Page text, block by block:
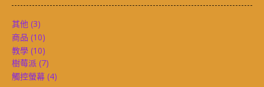
其他 (3)
商品 (10)
教學 (10)
樹莓派 (7)
觸控螢幕 (4)